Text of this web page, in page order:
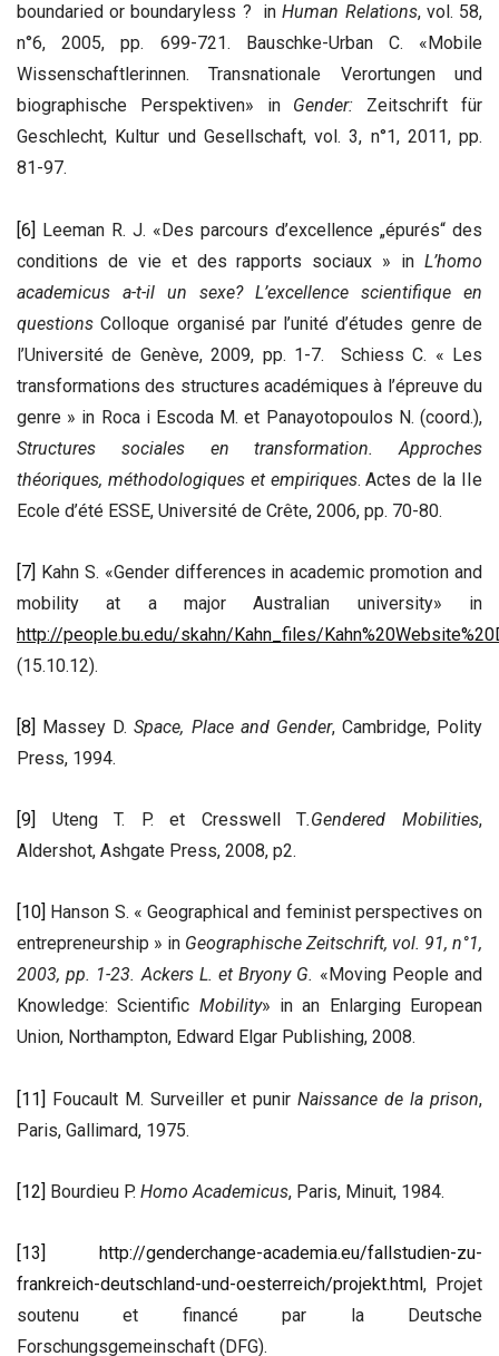
boundaried or boundaryless ? inHuman Relations, vol. 58,
n°6, 2005, pp. 699-721. Bauschke-Urban C. «Mobile
Wissenschaftlerinnen. Transnationale Verortungen und
biographische Perspektiven» in Gender: Zeitschrift für
Geschlecht, Kultur und Gesellschaft, vol. 3, n°1, 2011, pp.
81-97.
[6] Leeman R. J. «Des parcours d’excellence „épurés“ des
conditions de vie et des rapports sociaux » in L’homo
academicus a-t-il un sexe? L’excellence scientifique en
questions Colloque organisé par l’unité d’études genre de
l’Université de Genève, 2009, pp. 1-7. Schiess C. « Les
transformations des structures académiques à l’épreuve du
genre » in Roca i Escoda M. et Panayotopoulos N. (coord.),
Structures sociales en transformation. Approches
théoriques, méthodologiques et empiriques. Actes de la IIe
Ecole d’été ESSE, Université de Crête, 2006, pp. 70-80.
[7] Kahn S. «Gender differences in academic promotion and
mobility at a major Australian university» in
http://people.bu.edu/skahn/Kahn_files/
(15.10.12).
[8] Massey D.Space, Place and Gender, Cambridge, Polity
Press, 1994.
[9] Uteng T. P. et Cresswell T.Gendered Mobilities,
Aldershot, Ashgate Press, 2008, p2.
[10] Hanson S. « Geographical and feminist perspectives on
entrepreneurship » in Geographische Zeitschrift, vol. 91, n°1,
2003, pp. 1-23. Ackers L. et Bryony G. «Moving People and
Knowledge: Scientific Mobility» in an Enlarging European
Union, Northampton, Edward Elgar Publishing, 2008.
[11] Foucault M. Surveiller et punir Naissance de la prison,
Paris, Gallimard, 1975.
[12] Bourdieu P. Homo Academicus, Paris, Minuit, 1984.
[13]
http://genderchange-academia.eu/fallstudien-zu-
frankreich-deutschland-und-oesterreich/projekt.html, Projet
soutenu et financé par la Deutsche
Forschungsgemeinschaft (DFG).